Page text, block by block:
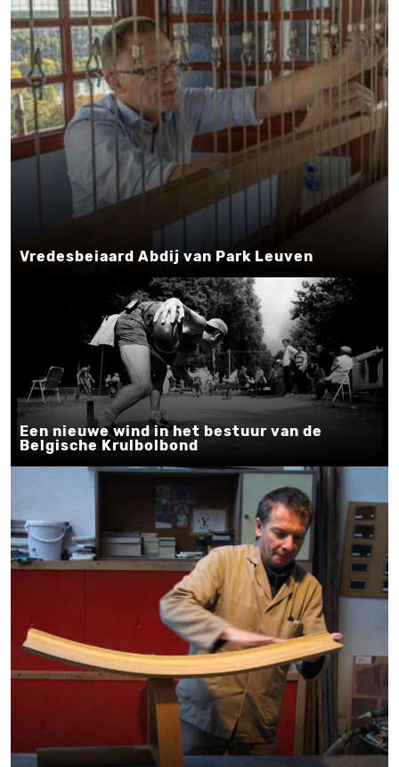
Vredesbeiaard Abdij van Park Leuven
Een nieuwe wind in het bestuur van de
Belgische Krulbolbond